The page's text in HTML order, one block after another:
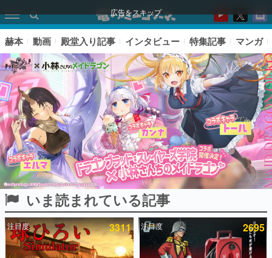
広告をスキップ
ピックアップ
電ファミのいま読まれている記事ランキング
赫本 動画 殿堂入り記事 インタビュー 特集記事 マンガ
いま読まれている記事
注目度 3311 注目度 2695